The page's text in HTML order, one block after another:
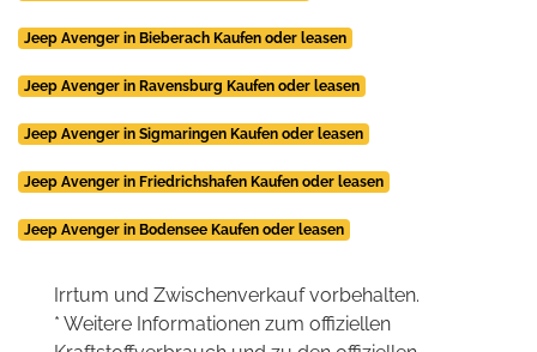
Jeep Avenger in Bieberach Kaufen oder leasen
Jeep Avenger in Ravensburg Kaufen oder leasen
Jeep Avenger in Sigmaringen Kaufen oder leasen
Jeep Avenger in Friedrichshafen Kaufen oder leasen
Jeep Avenger in Bodensee Kaufen oder leasen
Irrtum und Zwischenverkauf vorbehalten.
* Weitere Informationen zum offiziellen